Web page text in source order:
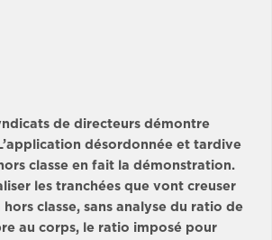
de directeurs démontre
désordonnée et tardive
classe en fait la démonstration.
les tranchées que vont creuser
classe, sans analyse du ratio de
au corps, le ratio imposé pour